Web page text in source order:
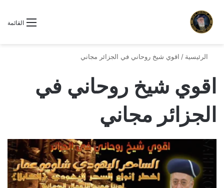
القائمة
الرئيسية / اقوي شيخ روحاني في الجزائر مجاني
اقوي شيخ روحاني في
الجزائر مجاني